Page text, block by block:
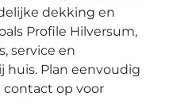
dekking en
Profile Hilversum,
service en
Plan eenvoudig
contact op voor